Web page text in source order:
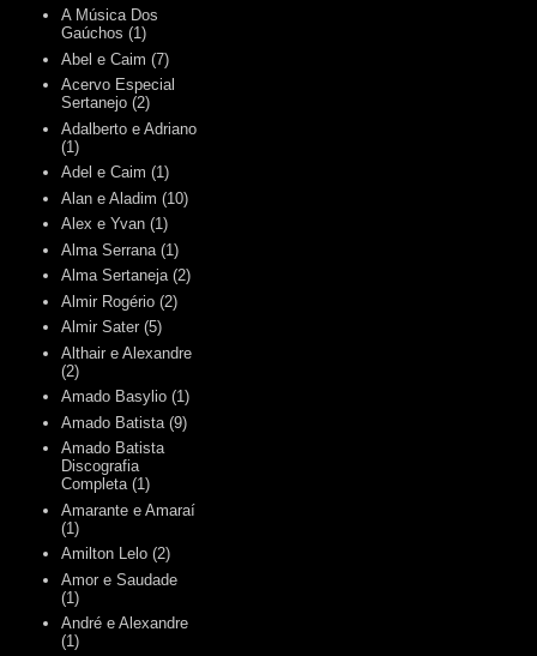
A Música Dos
Gaúchos (1)
Abel e Caim (7)
Acervo Especial
Sertanejo (2)
Adalberto e Adriano
(1)
Adel e Caim (1)
Alan e Aladim (10)
Alex e Yvan (1)
Alma Serrana (1)
Alma Sertaneja (2)
Almir Rogério (2)
Almir Sater (5)
Althair e Alexandre
(2)
Amado Basylio (1)
Amado Batista (9)
Amado Batista
Discografia
Completa (1)
Amarante e Amaraí
(1)
Amilton Lelo (2)
Amor e Saudade
(1)
André e Alexandre
(1)